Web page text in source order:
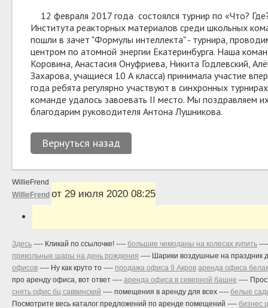
12 февраля 2017 года состоялся турнир по «Что?
Института реакторных материалов среди школьных
пошли в зачет "Формулы интеллекта" - турнира,
центром по атомной энергии Екатеринбурга. Наша
Коровина, Анастасия Онуфриева, Никита Годлевский,
Захарова, учащиеся 10 А класса) принимала участие
года ребята регулярно участвуют в синхронных
команде удалось завоевать II место. Мы поздравляем
благодарим руководителя Антона Лушникова.
Вернуться назад
WillieFrend
WillieFrend от 29 июля 2020 08:25
Здесь ---- Кликай по ссылочке! ---- большие чемоданы на колесах купить
прикольные шары на день рождения ---- Шарики воздушные на
офисов ---- Ну как круто то ---- продажа офиса 9 Акров аренда офиса
про аренду офиса, вот ответ ---- аренда офиса в северной башне ----
снять офис бц саввинский ---- помещения в аренду для всех ---- белые
Посмотрите весь каталог предложений по аренде помещений ---- бизнес